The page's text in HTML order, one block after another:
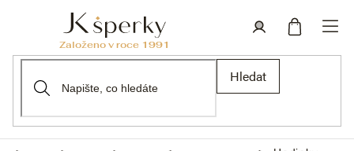
Hledat